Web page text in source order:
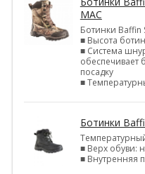
MAC
Ботинки Baffin
■ Высота
■ Система
обеспечивает
посадку
■
Ботинки
■ Верх обуви:
■ Внутренняя